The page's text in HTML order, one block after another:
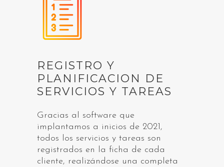
REGISTRO Y
PLANIFICACION DE
SERVICIOS Y TAREAS
Gracias al software que
implantamos a inicios de 2021,
todos los servicios y tareas son
registrados en la ficha de cada
cliente, realizándose una completa